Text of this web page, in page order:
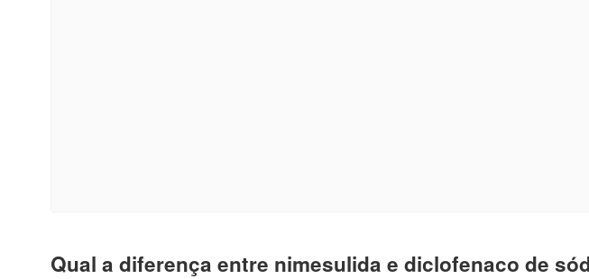
Qual a diferença entre nimesulida e diclofenaco de